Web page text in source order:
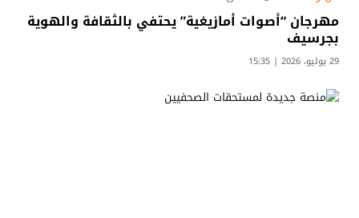
مهرجان “أصوات أمازيغية” يحتفي بالثقافة والهوية
بجرسيف
29 يوليو، 2026 | 15:35